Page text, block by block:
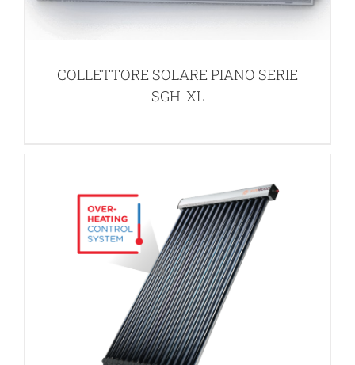
COLLETTORE SOLARE PIANO SERIE
SGH-XL
COLLETTORE SOLARE A TUBI
PANNELLI SOLARI